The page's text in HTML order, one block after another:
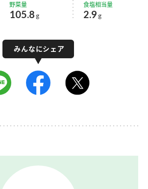
野菜量
105.8 g
食塩相当量
2.9 g